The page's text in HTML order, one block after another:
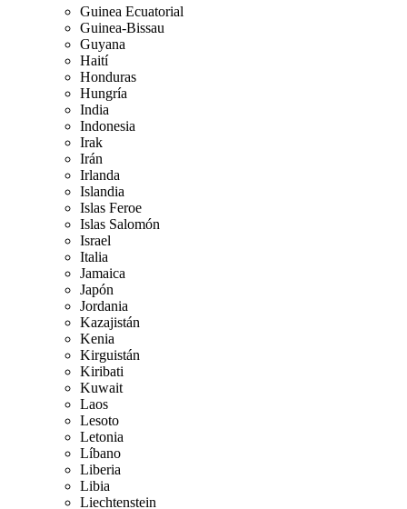
Guinea Ecuatorial
Guinea-Bissau
Guyana
Haití
Honduras
Hungría
India
Indonesia
Irak
Irán
Irlanda
Islandia
Islas Feroe
Islas Salomón
Israel
Italia
Jamaica
Japón
Jordania
Kazajistán
Kenia
Kirguistán
Kiribati
Kuwait
Laos
Lesoto
Letonia
Líbano
Liberia
Libia
Liechtenstein